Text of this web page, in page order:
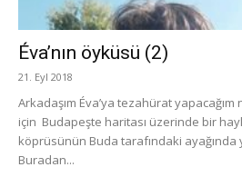
Éva’nın öyküsü (2)
21. Eyl 2018
Arkadaşım Éva’ya tezahürat
için Budapeşte haritası üzerinde bir hayli
köprüsünün Buda tarafındaki ayağında
Buradan...